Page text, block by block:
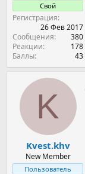
Свой
Регистрация
26 Фев 2017
Сообщения
380
Реакции
178
Баллы
43
K
Kvest.khv
New Member
Пользователь